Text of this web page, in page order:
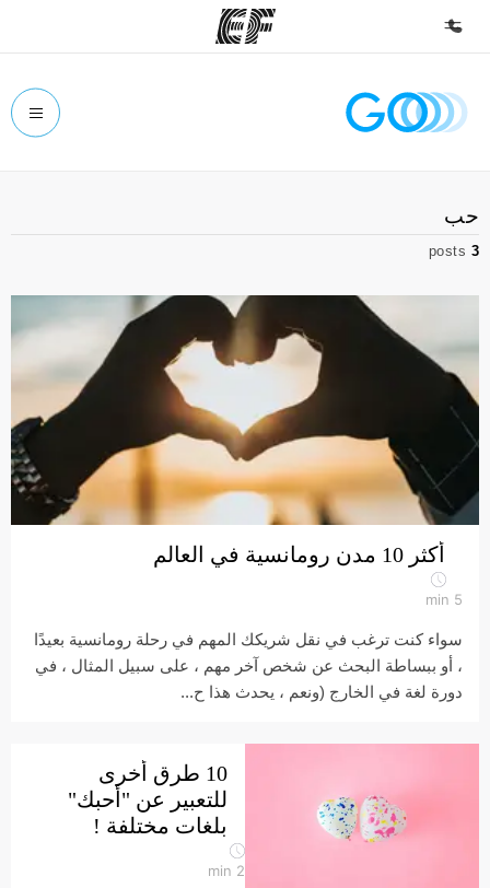
الصفحة الرئيسية
شاهد كل ما نقوم به
مكاتب
أعثر على مكتب قريب منك
نبذة عنا
من نحن
وظائف
إنضم إلى الفريق
حب
3
posts
أكثر 10 مدن رومانسية في العالم
5
min
سواء كنت ترغب في نقل شريكك المهم في رحلة رومانسية بعيدًا
، أو ببساطة البحث عن شخص آخر مهم ، على سبيل المثال ، في
دورة لغة في الخارج (ونعم ، يحدث هذا ح...
10 طرق أخرى
للتعبير عن "أحبك"
بلغات مختلفة !
2
min